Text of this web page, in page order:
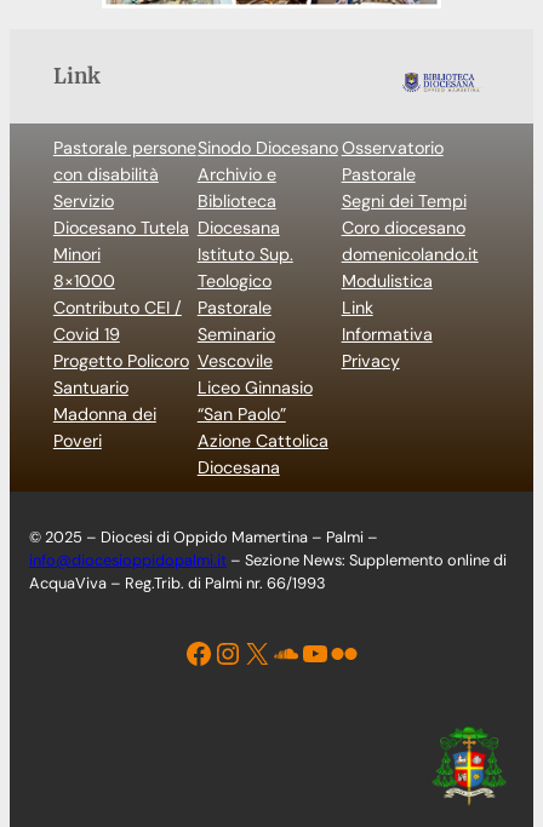
Link
Pastorale persone
con disabilità
Servizio
Diocesano Tutela
Minori
8×1000
Contributo CEI /
Covid 19
Progetto Policoro
Santuario
Madonna dei
Poveri
Sinodo Diocesano
Archivio e
Biblioteca
Diocesana
Istituto Sup.
Teologico
Pastorale
Seminario
Vescovile
Liceo Ginnasio
“San Paolo”
Azione Cattolica
Diocesana
Osservatorio
Pastorale
Segni dei Tempi
Coro diocesano
domenicolando.it
Modulistica
Link
Informativa
Privacy
© 2025 – Diocesi di Oppido Mamertina – Palmi –
info@diocesioppidopalmi.it – Sezione News: Supplemento online di
AcquaViva – Reg.Trib. di Palmi nr. 66/1993
Facebook Instagram X Soundcloud YouTube Flickr